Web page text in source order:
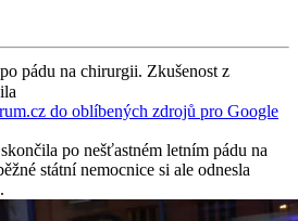
pádu na chirurgii. Zkušenost z
do oblíbených zdrojů pro Google
po nešťastném letním pádu na
státní nemocnice si ale odnesla